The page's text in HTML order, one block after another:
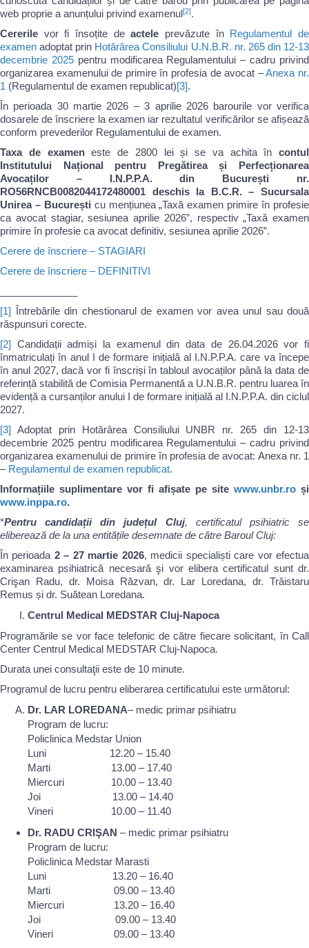
web proprie a anunțului privind examenul[2].
Cererile vor fi însoțite deactele prevăzute în Regulamentul de
examen adoptat prin Hotărârea Consiliului U.N.B.R. nr. 265 din 12-13
decembrie 2025pentru modificarea Regulamentului – cadru privind
organizarea examenului de primire în profesia de avocat –Anexa nr.
1 (Regulamentul de examen republicat)[3].
În perioada 30 martie 2026 – 3 aprilie 2026 barourile vor verifica
dosarele de înscriere la examen iar rezultatul verificărilor se afișează
conform prevederilor Regulamentului de examen.
Taxa de exameneste de 2800 lei și se va achita în contul
Institutului Național pentru Pregătirea și Perfecționarea
Avocaților – I.N.P.P.A. din București nr.
RO56RNCB0082044172480001 deschis la B.C.R. – Sucursala
Unirea – București cu mențiunea „Taxă examen primire în profesie
ca avocat stagiar, sesiunea aprilie 2026”, respectiv „Taxă examen
primire în profesie ca avocat definitiv, sesiunea aprilie 2026”.
Cerere de înscriere – STAGIARI
Cerere de înscriere – DEFINITIVI
[1] Întrebările din chestionarul de examen vor avea unul sau două
răspunsuri corecte.
[2] Candidații admiși la examenul din data de 26.04.2026 vor fi
înmatriculați în anul I de formare inițială al I.N.P.P.A. care va începe
în anul 2027, dacă vor fi înscriși în tabloul avocaților până la data de
referință stabilită de Comisia Permanentă a U.N.B.R. pentru luarea în
evidență a cursanților anului I de formare inițială al I.N.P.P.A. din ciclul
2027.
[3] Adoptat prin Hotărârea Consiliului UNBR nr. 265 din 12-13
decembrie 2025 pentru modificarea Regulamentului – cadru privind
organizarea examenului de primire în profesia de avocat: Anexa nr. 1
– Regulamentul de examen republicat.
Informațiile suplimentare vor fi afișate pe site www.unbr.ro și
www.inppa.ro.
*Pentru candidații din județul Cluj, certificatul psihiatric se
eliberează de la una entitățile desemnate de către Baroul Cluj:
În perioada 2 – 27 martie 2026, medicii specialiști care vor efectua
examinarea psihiatrică necesară şi vor elibera certificatul sunt dr.
Crişan Radu, dr. Moisa Răzvan, dr. Lar Loredana, dr. Trăistaru
Remus și dr. Suătean Loredana.
Centrul Medical MEDSTAR Cluj-Napoca
Programările se vor face telefonic de către fiecare solicitant, în Call
Center Centrul Medical MEDSTAR Cluj-Napoca.
Durata unei consultaţii este de 10 minute.
Programul de lucru pentru eliberarea certificatului este următorul:
Dr. LAR LOREDANA– medic primar psihiatru
Program de lucru:
Policlinica Medstar Union
Luni 12.20 – 15.40
Marti 13.00 – 17.40
Miercuri 10.00 – 13.40
Joi 13.00 – 14.40
Vineri 10.00 – 11.40
Dr. RADU CRIŞAN – medic primar psihiatru
Program de lucru:
Policlinica Medstar Marasti
Luni 13.20 – 16.40
Marti 09.00 – 13.40
Miercuri 13.20 – 16.40
Joi 09.00 – 13.40
Vineri 09.00 – 13.40